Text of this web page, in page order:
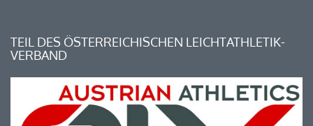
TEIL DES ÖSTERREICHISCHEN LEICHTATHLETIK-
VERBAND